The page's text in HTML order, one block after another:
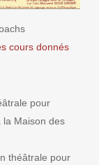
cours donnés
pour
la Maison des
théâtrale pour